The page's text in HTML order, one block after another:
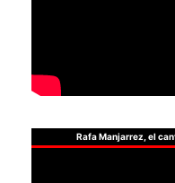
Rafa Manjarrez, el